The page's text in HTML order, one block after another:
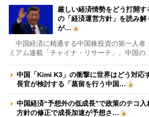
厳しい経済情勢をどう打開す
の「経済運営方針」を読み
が…
中国経済に精通する中国株投資の第一人者
ミアム連載「チャイナ・リサーチ」。中国の…
中国「Kimi K3」の衝撃に世界はどう対
長官が検討する「蒸留を行う中国…
中国経済“予想外の低成長”で政策のテコ
方針の修正で成長加速が予想さ…